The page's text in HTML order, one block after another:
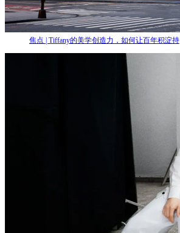
焦点 | Tiffany的美学创造力，如何让百年积淀持